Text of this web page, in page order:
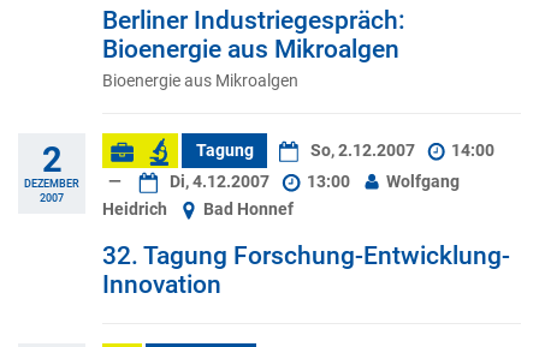
Berliner Industriegespräch:
Bioenergie aus Mikroalgen
Bioenergie aus Mikroalgen
2
DEZEMBER
2007
Tagung So, 2.12.2007
14:00
—
Di, 4.12.2007 13:00
Wolfgang
Heidrich
Bad Honnef
32. Tagung Forschung-Entwicklung-
Innovation